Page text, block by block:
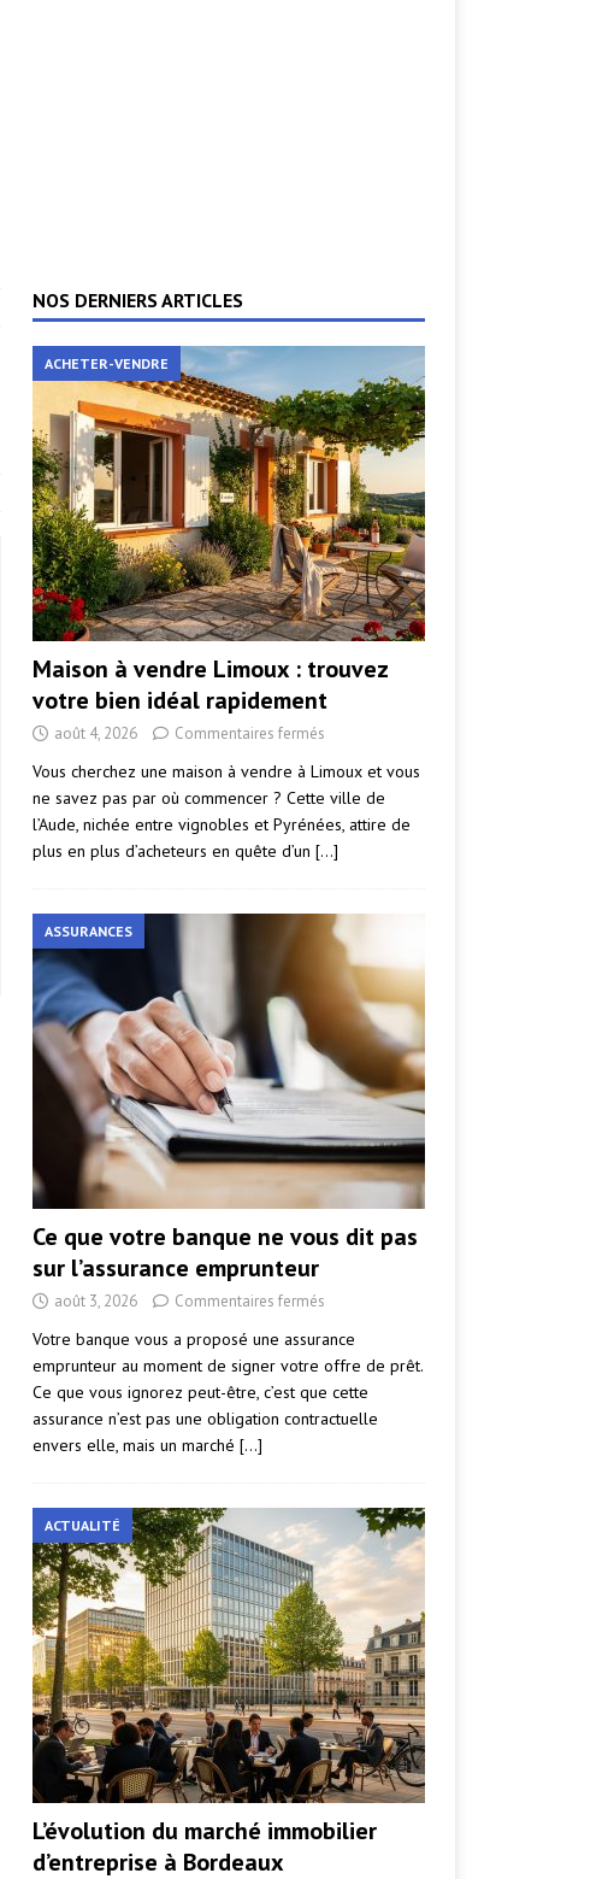
NOS DERNIERS ARTICLES
ACHETER-VENDRE
Maison à vendre Limoux : trouvez
votre bien idéal rapidement
août 4, 2026 Commentaires fermés
Vous cherchez une maison à vendre à Limoux et vous
ne savez pas par où commencer ? Cette ville de
l’Aude, nichée entre vignobles et Pyrénées, attire de
plus en plus d’acheteurs en quête d’un […]
ASSURANCES
Ce que votre banque ne vous dit pas
sur l’assurance emprunteur
août 3, 2026 Commentaires fermés
Votre banque vous a proposé une assurance
emprunteur au moment de signer votre offre de prêt.
Ce que vous ignorez peut-être, c’est que cette
assurance n’est pas une obligation contractuelle
envers elle, mais un marché […]
ACTUALITÉ
L’évolution du marché immobilier
d’entreprise à Bordeaux